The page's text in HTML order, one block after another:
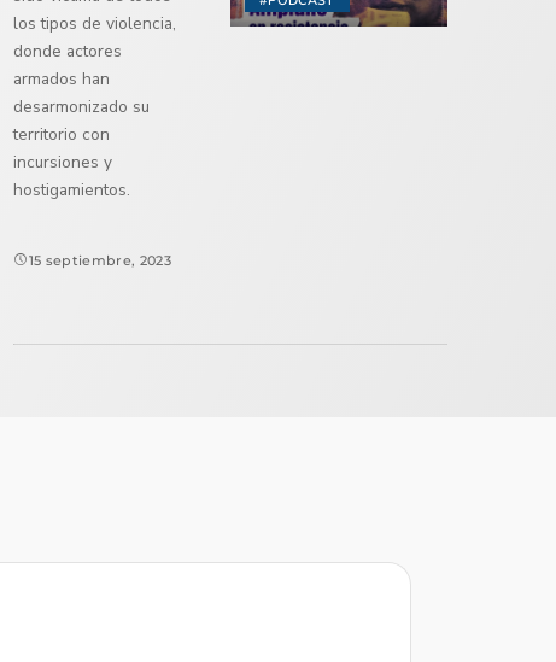
los tipos de violencia,
donde actores
armados han
desarmonizado su
territorio con
incursiones y
hostigamientos.
15 septiembre, 2023